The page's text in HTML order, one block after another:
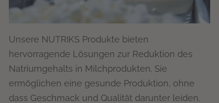
Unsere NUTRIKS Produkte bieten
hervorragende Lösungen zur Reduktion des
Natriumgehalts in Milchprodukten. Sie
ermöglichen eine gesunde Produktion, ohne
dass Geschmack und Qualität darunter leiden.